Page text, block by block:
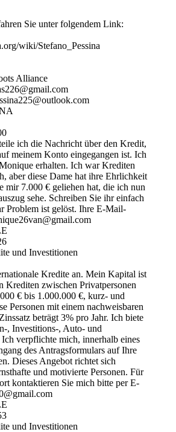
Sie unter folgendem Link:
­wiki/­Stefano_­Pessina
Alliance
ich die Nachricht über den Kredit,
meinem Konto eingegangen ist. Ich
erhalten. Ich war Krediten
aber diese Dame hat ihre Ehrlichkeit
mir 7.000 € geliehen hat, die ich nun
sehe. Schreiben Sie ihr einfach
Problem ist gelöst. Ihre E-Mail-
und Investitionen
Kredite an. Mein Kapital ist
Krediten zwischen Privatpersonen
€ bis 1.000.000 €, kurz- und
Personen mit einem nachweisbaren
beträgt 3% pro Jahr. Ich biete
, Investitions-, Auto- und
verpflichte mich, innerhalb eines
des Antragsformulars auf Ihre
Dieses Angebot richtet sich
und motivierte Personen. Für
kontaktieren Sie mich bitte per E-
und Investitionen